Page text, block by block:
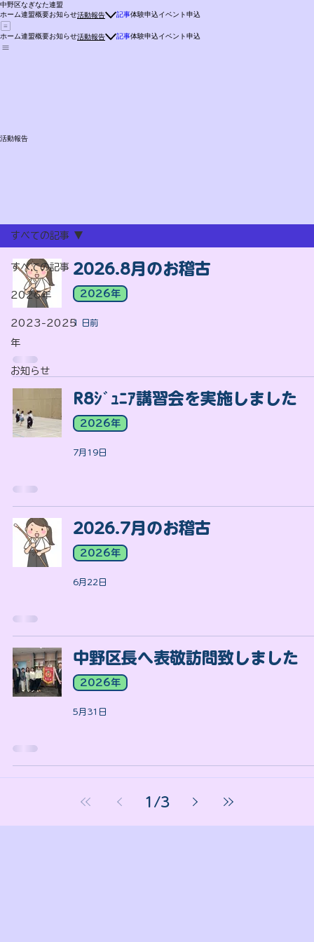
中野区なぎなた連盟
ホーム連盟概要お知らせ活動報告 記事体験申込イベント申込
ホーム連盟概要お知らせ活動報告 記事体験申込イベント申込
​活動報告
すべての記事
2026年
2023-2025
年
お知らせ
すべての記事
2026.8月のお稽古
2026年
1 日前
R8ｼﾞｭﾆｱ講習会を実施しました
2026年
7月19日
2026.7月のお稽古
2026年
6月22日
中野区長へ表敬訪問致しました
2026年
5月31日
1 /3